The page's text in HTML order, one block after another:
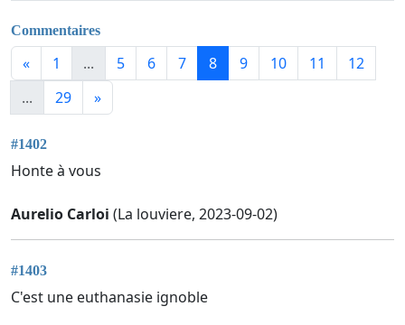
Commentaires
« 1 ... 5 6 7 8 9 10 11
12
...
29 »
#1402
Honte à vous
Aurelio Carloi (La louviere, 2023-09-02)
#1403
C'est une euthanasie ignoble